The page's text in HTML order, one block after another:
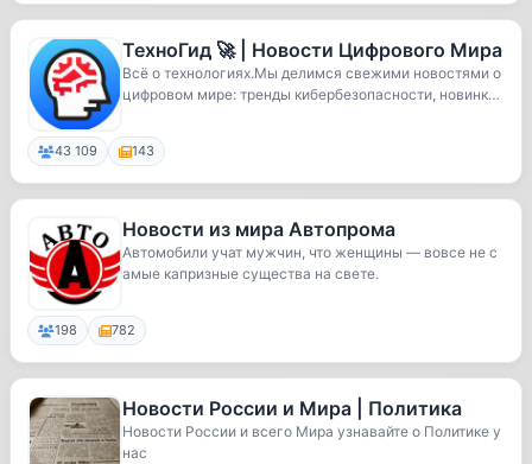
ТехноГид 🚀 | Новости Цифрового Мира
Всё о технологиях.Мы делимся свежими новостями о
цифровом мире: тренды кибербезопасности, новинк
43 109 143
Новости из мира Автопрома
Автомобили учат мужчин, что женщины — вовсе не с
амые капризные существа на свете.
198 782
Новости России и Мира | Политика
Новости России и всего Мира узнавайте о Политике у
нас